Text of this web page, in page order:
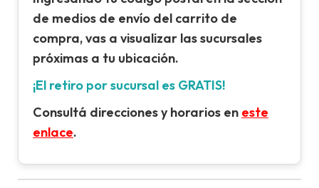
de medios de envío del carrito de
compra, vas a visualizar las sucursales
próximas a tu ubicación.
¡El retiro por sucursal es GRATIS!
Consultá direcciones y horarios en este
enlace.